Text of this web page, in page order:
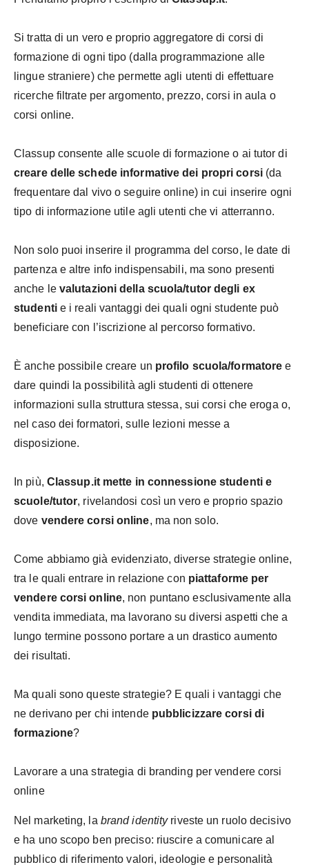
Si tratta di un vero e proprio aggregatore di corsi di
formazione di ogni tipo (dalla programmazione alle
lingue straniere) che permette agli utenti di effettuare
ricerche filtrate per argomento, prezzo, corsi in aula o
corsi online.
Classup consente alle scuole di formazione o ai tutor di
creare delle schede informative dei propri corsi(da
frequentare dal vivo o seguire online) in cui inserire ogni
tipo di informazione utile agli utenti che vi atterranno.
Non solo puoi inserire il programma del corso, le date di
partenza e altre info indispensabili, ma sono presenti
anche le valutazioni della scuola/tutor degli ex
studentie i reali vantaggi dei quali ogni studente può
beneficiare con l’iscrizione al percorso formativo.
È anche possibile creare un profilo scuola/formatore e
dare quindi la possibilità agli studenti di ottenere
informazioni sulla struttura stessa, sui corsi che eroga o,
nel caso dei formatori, sulle lezioni messe a
disposizione.
In più, Classup.it mette in connessione studenti e
scuole/tutor, rivelandosi così un vero e proprio spazio
dove vendere corsi online, ma non solo.
Come abbiamo già evidenziato, diverse strategie online,
tra le quali entrare in relazione con piattaforme per
vendere corsi online, non puntano esclusivamente alla
vendita immediata, ma lavorano su diversi aspetti che a
lungo termine possono portare a un drastico aumento
dei risultati.
Ma quali sono queste strategie? E quali i vantaggi che
ne derivano per chi intende pubblicizzare corsi di
formazione?
Lavorare a una strategia di branding per vendere corsi
online
Nel marketing, la brand identityriveste un ruolo decisivo
e ha uno scopo ben preciso: riuscire a comunicare al
pubblico di riferimento valori, ideologie e personalità